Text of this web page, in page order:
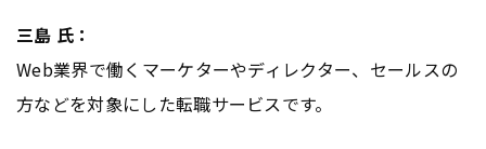
三島 氏：
Web業界で働くマーケターやディレクター、セールスの
方などを対象にした転職サービスです。